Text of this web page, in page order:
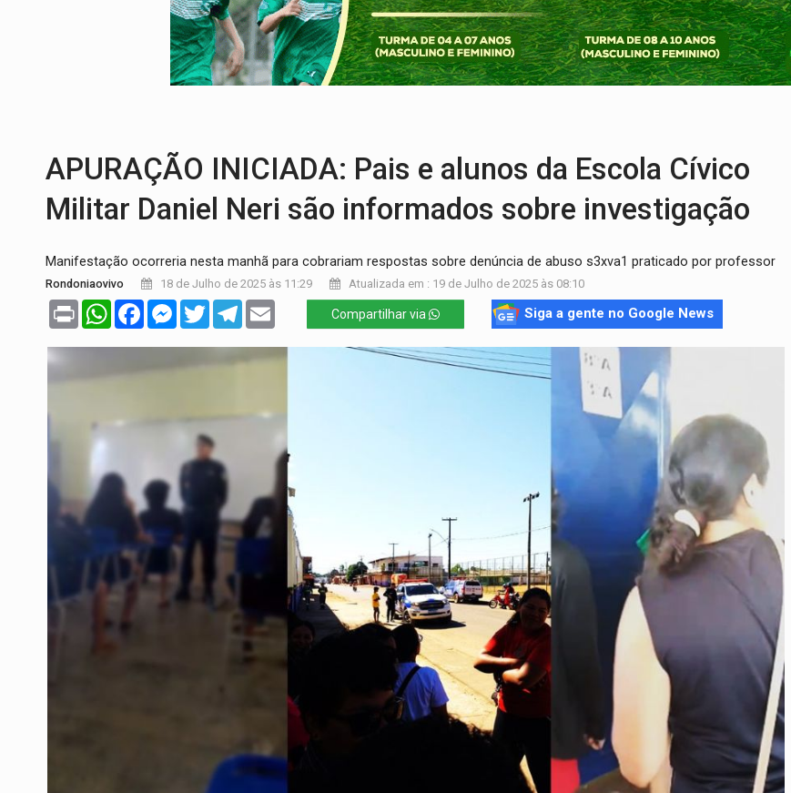
INDEPENDÊNCIA:10 dicas importantes para quem quer morar sozinho
VARCENA:Cientistas descobrem nova espécie de rã em florestas alagadas da Amazônia
BARGANHA:Vai comprar celular usado? Veja como consultar o aparelho antes
APURAÇÃO INICIADA: Pais e alunos da Escola Cívico
Militar Daniel Neri são informados sobre investigação
Manifestação ocorreria nesta manhã para cobrariam respostas sobre denúncia de abuso s3xva1 praticado por professor
Rondoniaovivo 18 de Julho de 2025 às 11:29 Atualizada em : 19 de Julho de 2025 às 08:10
Print WhatsAppFacebookMessenger
TwitterTelegram Compartilhar via Siga a gente no Google News